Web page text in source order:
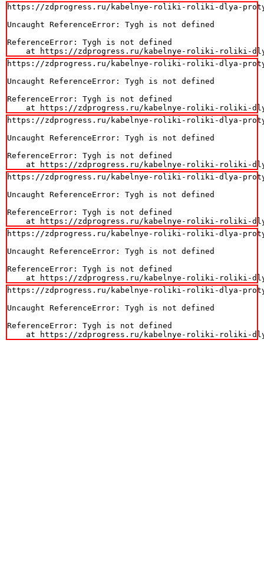
https://zdprogress.ru/kabelnye-roliki-roliki-dlya-
Uncaught ReferenceError: Tygh is not defined
ReferenceError: Tygh is not defined
at https://zdprogress.ru/kabelnye-roliki-roliki-
https://zdprogress.ru/kabelnye-roliki-roliki-dlya-
Uncaught ReferenceError: Tygh is not defined
ReferenceError: Tygh is not defined
at https://zdprogress.ru/kabelnye-roliki-roliki-
https://zdprogress.ru/kabelnye-roliki-roliki-dlya-
Uncaught ReferenceError: Tygh is not defined
ReferenceError: Tygh is not defined
at https://zdprogress.ru/kabelnye-roliki-roliki-
https://zdprogress.ru/kabelnye-roliki-roliki-dlya-
Uncaught ReferenceError: Tygh is not defined
ReferenceError: Tygh is not defined
at https://zdprogress.ru/kabelnye-roliki-roliki-
https://zdprogress.ru/kabelnye-roliki-roliki-dlya-
Uncaught ReferenceError: Tygh is not defined
ReferenceError: Tygh is not defined
at https://zdprogress.ru/kabelnye-roliki-roliki-
https://zdprogress.ru/kabelnye-roliki-roliki-dlya-
Uncaught ReferenceError: Tygh is not defined
ReferenceError: Tygh is not defined
at https://zdprogress.ru/kabelnye-roliki-roliki-